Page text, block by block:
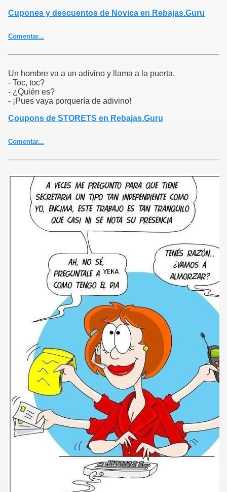
100% 'Verdana';text-align:center;padding-top:20px;padding-
decoration:none;}.tf1{font-size:90%;}.tf2{font-size:125%;}.tf3{font-
size:160%;}.tf4{font-size:220%;}.tf5{font-size:300%;}
Cupones y descuentos de Novica en Rebajas.Guru
Comentar...
Un hombre va a un adivino y llama a la puerta.
- Toc, toc?
- ¿Quién es?
- ¡Pues vaya porquería de adivino!
Coupons de STORETS en Rebajas.Guru
Comentar...